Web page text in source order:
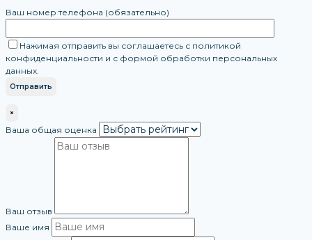
Ваш номер телефона (обязательно)
Нажимая отправить вы соглашаетесь с политикой
конфиденциальности и с формой обработки персональных
данных.
×
Ваша общая оценка
Ваш отзыв
Ваше имя